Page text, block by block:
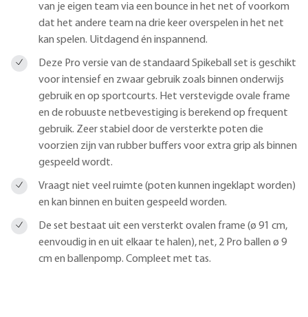
van je eigen team via een bounce in het net of voorkom
dat het andere team na drie keer overspelen in het net
kan spelen. Uitdagend én inspannend.
Deze Pro versie van de standaard Spikeball set is geschikt
voor intensief en zwaar gebruik zoals binnen onderwijs
gebruik en op sportcourts. Het verstevigde ovale frame
en de robuuste netbevestiging is berekend op frequent
gebruik. Zeer stabiel door de versterkte poten die
voorzien zijn van rubber buffers voor extra grip als binnen
gespeeld wordt.
Vraagt niet veel ruimte (poten kunnen ingeklapt worden)
en kan binnen en buiten gespeeld worden.
De set bestaat uit een versterkt ovalen frame (ø 91 cm,
eenvoudig in en uit elkaar te halen), net, 2 Pro ballen ø 9
cm en ballenpomp. Compleet met tas.